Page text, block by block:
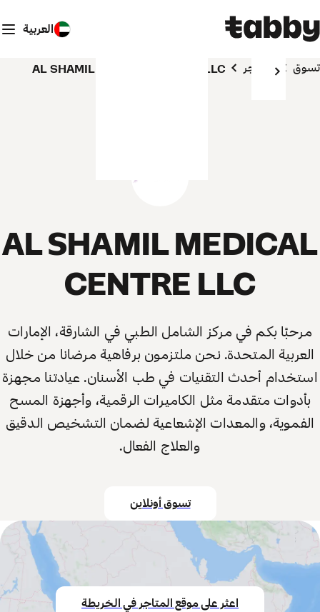
العربية
تسوق المتاجر AL SHAMIL MEDICAL CENTRE LLC
AL SHAMIL MEDICAL
CENTRE LLC
مرحبًا بكم في مركز الشامل الطبي في الشارقة، الإمارات
العربية المتحدة. نحن ملتزمون برفاهية مرضانا من خلال
استخدام أحدث التقنيات في طب الأسنان. عيادتنا مجهزة
بأدوات متقدمة مثل الكاميرات الرقمية، وأجهزة المسح
الفموية، والمعدات الإشعاعية لضمان التشخيص الدقيق
والعلاج الفعال.
تسوق أونلاين
اعثر على موقع المتاجر في الخريطة